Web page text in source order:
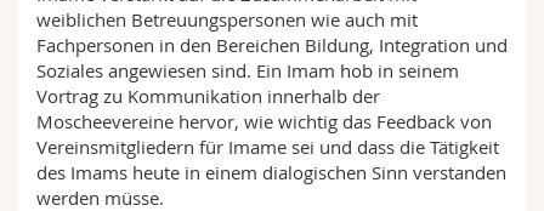
weiblichen Betreuungspersonen wie auch mit
Fachpersonen in den Bereichen Bildung, Integration und
Soziales angewiesen sind. Ein Imam hob in seinem
Vortrag zu Kommunikation innerhalb der
Moscheevereine hervor, wie wichtig das Feedback von
Vereinsmitgliedern für Imame sei und dass die Tätigkeit
des Imams heute in einem dialogischen Sinn verstanden
werden müsse.